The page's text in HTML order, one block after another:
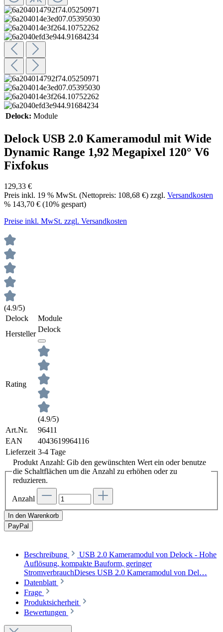
Delock: Module
Delock USB 2.0 Kameramodul mit Wide
Dynamic Range 1,92 Megapixel 120° V6
Fixfokus
129,33 €
Preis inkl. 19 % MwSt. (Nettopreis: 108,68 €) zzgl. Versandkosten
% 143,70 € (10% gespart)
Preise inkl. MwSt. zzgl. Versandkosten
(4.9/5)
Delock
Module
Hersteller
Delock
Rating
(4.9/5)
Art.Nr.
96411
EAN
4043619964116
Lieferzeit 3-4 Tage
Produkt Anzahl: Gib den gewünschten Wert ein oder benutze
die Schaltflächen um die Anzahl zu erhöhen oder zu
reduzieren.
Anzahl
In den Warenkorb
PayPal
Beschreibung
USB 2.0 Kameramodul von Delock - Hohe
Auflösung, kompakte Bauform, geringer
StromverbrauchDieses USB 2.0 Kameramodul von Del…
Datenblatt
Frage
Produktsicherheit
Bewertungen